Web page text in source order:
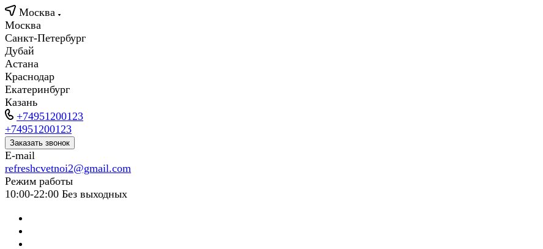
Москва
Москва
Санкт-Петербург
Дубай
Астана
Краснодар
Екатеринбург
Казань
+74951200123
+74951200123
Заказать звонок
E-mail
refreshcvetnoi2@gmail.com
Режим работы
10:00-22:00 Без выходных